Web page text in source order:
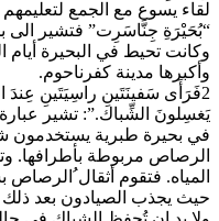
وكانت تحيط في البحيرة أيام
وأكبرها مدينة كفرناحوم.
2فَرَأَى سَفينَتَينِ راسِيَتَينِ
يَغسِلونَ الشِّباك.”: تشير
في بحيرة طبرية يستخدمون
الرصاص مربوطة بأطرافها.
المياه. فتقوم أثقال
حيث يجذب الصيادون بعد